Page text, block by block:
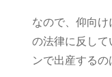
なので、仰向
の法律に反して
ンで出産するの